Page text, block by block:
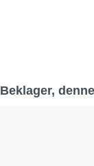
Beklager,